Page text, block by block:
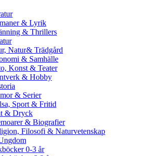
& Lyrik
& Thrillers
Natur& Trädgård
& Samhälle
Konst & Teater
& Hobby
& Serier
Sport & Fritid
& Dryck
& Biografier
Filosofi & Naturvetenskap
0-3 år